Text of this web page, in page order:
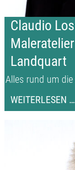
Claudio
Landquart
Alles rund um
WEITERLESEN …